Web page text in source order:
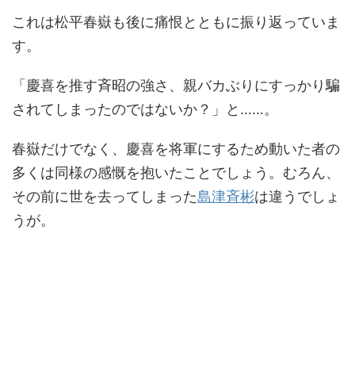
これは松平春嶽も後に痛恨とともに振り返っていま
す。
「慶喜を推す斉昭の強さ、親バカぶりにすっかり騙
されてしまったのではないか？」と……。
春嶽だけでなく、慶喜を将軍にするため動いた者の
多くは同様の感慨を抱いたことでしょう。むろん、
その前に世を去ってしまった島津斉彬は違うでしょ
うが。